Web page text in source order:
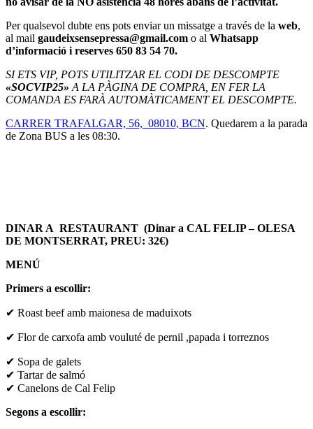
Per qualsevol dubte ens pots enviar un missatge a través de la web,
al mail gaudeixsensepressa@gmail.com o al Whatsapp
d’informació i reserves 650 83 54 70.
SI ETS VIP, POTS UTILITZAR EL CODI DE DESCOMPTE
«SOCVIP25» A LA PÀGINA DE COMPRA, EN FER LA
COMANDA ES FARÀ AUTOMÀTICAMENT EL DESCOMPTE.
CARRER TRAFALGAR, 56, 08010, BCN. Quedarem a la parada
de Zona BUS a les 08:30.
DINAR A RESTAURANT (Dinar a CAL FELIP – OLESA
DE MONTSERRAT, PREU: 32€)
MENÚ
Primers a escollir:
✔ Roast beef amb maionesa de maduixots
✔ Flor de carxofa amb vouluté de pernil ,papada i torreznos
✔ Sopa de galets
✔ Tartar de salmó
✔ Canelons de Cal Felip
Segons a escollir: